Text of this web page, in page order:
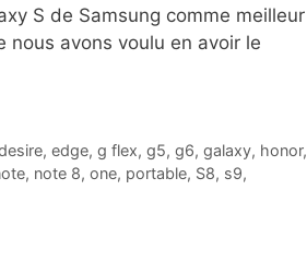
S de Samsung comme meilleur
nous avons voulu en avoir le
, edge, g flex, g5, g6, galaxy, honor,
, note 8, one, portable, S8, s9,